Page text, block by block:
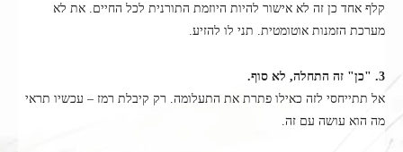
קלף אחד כן זה לא אישור להיות היוזמת התורנית לכל החיים. את לא
מערכת הזמנות אוטומטית. תני לו להזיע.
3. "כן" זה התחלה, לא סוף.
אל תתייחסי לזה כאילו פתרת את התעלומה. רק קיבלת רמז – עכשיו תראי
מה הוא עושה עם זה.